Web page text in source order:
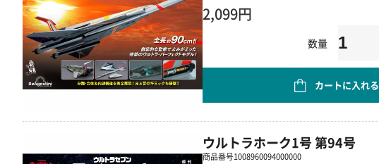
2,099円
数量
カートに入れる
ウルトラホーク1号 第94号
商品番号1008960094000000